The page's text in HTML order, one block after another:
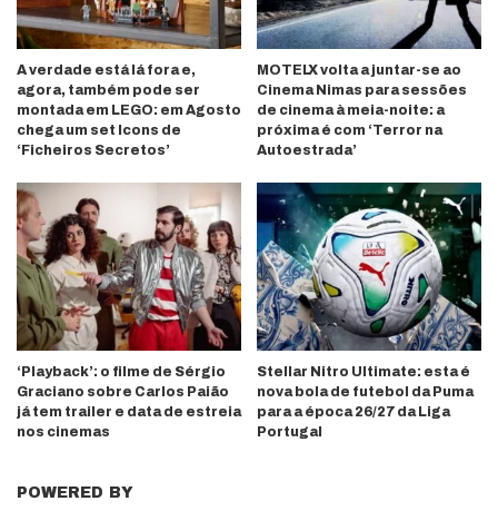
A verdade está lá fora e,
agora, também pode ser
montada em LEGO: em Agosto
chega um set Icons de
‘Ficheiros Secretos’
MOTELX volta a juntar-se ao
Cinema Nimas para sessões
de cinema à meia-noite: a
próxima é com ‘Terror na
Autoestrada’
‘Playback’: o filme de Sérgio
Graciano sobre Carlos Paião
já tem trailer e data de estreia
nos cinemas
Stellar Nitro Ultimate: esta é
nova bola de futebol da Puma
para a época 26/27 da Liga
Portugal
POWERED BY